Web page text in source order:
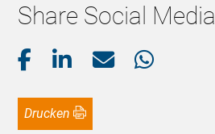
Share Social Media
Drucken